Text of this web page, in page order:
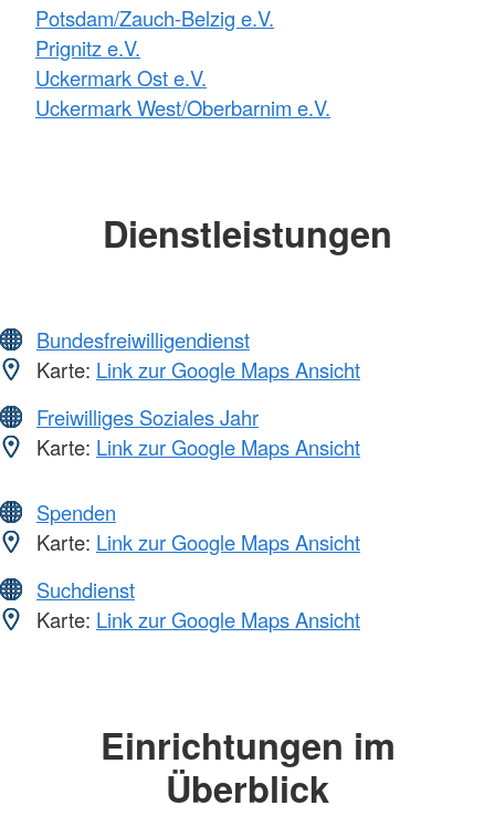
Potsdam/Zauch-Belzig e.V.
Prignitz e.V.
Uckermark Ost e.V.
Uckermark West/Oberbarnim e.V.
Dienstleistungen
Bundesfreiwilligendienst
Karte: Link zur Google Maps Ansicht
Freiwilliges Soziales Jahr
Karte: Link zur Google Maps Ansicht
Spenden
Karte: Link zur Google Maps Ansicht
Suchdienst
Karte: Link zur Google Maps Ansicht
Einrichtungen im
Überblick